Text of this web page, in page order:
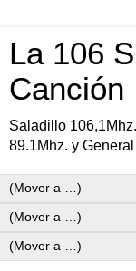
La 106
Canción
Saladillo
89.1Mhz. y